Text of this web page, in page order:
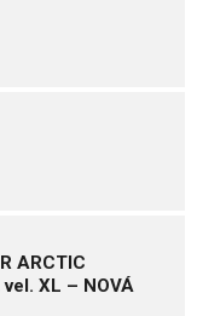
ARCTIC
vel. XL – NOVÁ